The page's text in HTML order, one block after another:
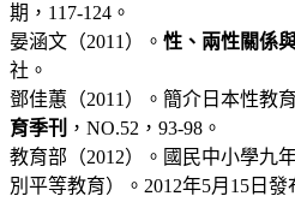
期，117-124。
晏涵文（2011）。 性、兩性關係
社。
鄧佳蕙（2011）。簡介日本性教
育季刊 ，NO.52，93-98。
教育部（2012）。國民中小學九
別平等教育）。2012年5月15日發